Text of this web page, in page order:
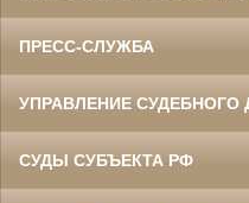
ПРЕСС-СЛУЖБА
УПРАВЛЕНИЕ СУДЕБНОГО
СУДЫ СУБЪЕКТА РФ